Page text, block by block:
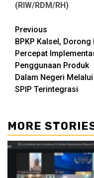
(RIW/RDM/RH)
Continue
Reading
Previous
BPKP Kalsel, Dorong
Percepat
Penggunaan Produk
Dalam Negeri Melalui
SPIP Terintegrasi
MORE